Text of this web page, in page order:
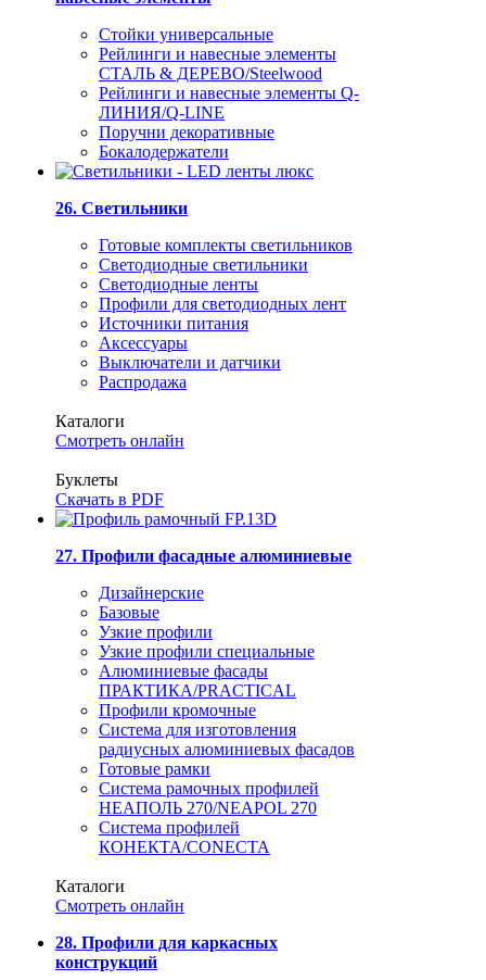
Стойки универсальные
Рейлинги и навесные элементы
СТАЛЬ & ДЕРЕВО/Steelwood
Рейлинги и навесные элементы Q-
ЛИНИЯ/Q-LINE
Поручни декоративные
Бокалодержатели
26. Светильники
Готовые комплекты светильников
Светодиодные светильники
Светодиодные ленты
Профили для светодиодных лент
Источники питания
Аксессуары
Выключатели и датчики
Распродажа
Каталоги
Смотреть онлайн
Буклеты
Скачать в PDF
27. Профили фасадные алюминиевые
Дизайнерские
Базовые
Узкие профили
Узкие профили специальные
Алюминиевые фасады
ПРАКТИКА/PRACTICAL
Профили кромочные
Система для изготовления
радиусных алюминиевых фасадов
Готовые рамки
Система рамочных профилей
НЕАПОЛЬ 270/NEAPOL 270
Система профилей
КОНЕКТА/CONECTA
Каталоги
Смотреть онлайн
28. Профили для каркасных
конструкций